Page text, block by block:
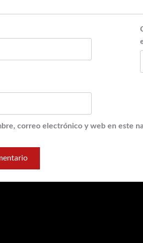
correo electrónico y web en este